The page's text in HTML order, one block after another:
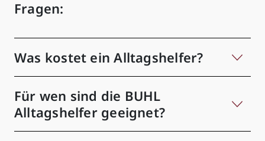
Fragen:
Was kostet ein Alltagshelfer?
Für wen sind die BUHL
Alltagshelfer geeignet?